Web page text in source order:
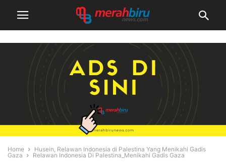
Home
Husein, Relawan Indonesia di Palestina Yang Menikahi Gadis
Gaza
Relawan Indonesia Di Palestina_Menikahi Gadis Gaza